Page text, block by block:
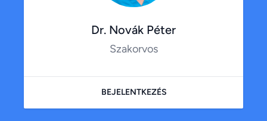
Dr. Novák Péter
Szakorvos
BEJELENTKEZÉS